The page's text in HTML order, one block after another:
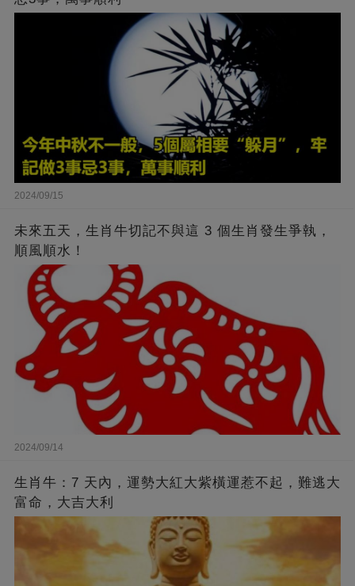
2024/09/15
未來五天，生肖牛切記不與這 3 個生肖發生爭執，
順風順水！
2024/09/14
生肖牛：7 天內，運勢大紅大紫橫運惹不起，難逃大
富命，大吉大利